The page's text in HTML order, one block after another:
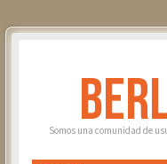
Somos una comunidad de